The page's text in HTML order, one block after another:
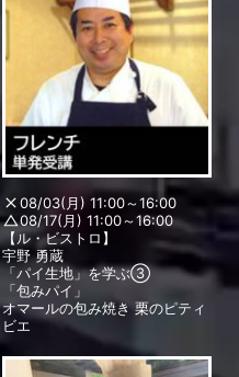
08/03(月) 11:00～16:00
08/17(月) 11:00～16:00
【ル・ビストロ】
宇野 勇蔵
「パイ生地」を学ぶ③
「包みパイ」
オマールの包み焼き 栗のピティ
ビエ